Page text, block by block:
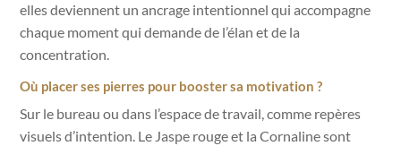
elles deviennent un ancrage intentionnel qui accompagne
chaque moment qui demande de l’élan et de la
concentration.
Où placer ses pierres pour booster sa motivation ?
Sur le bureau ou dans l’espace de travail, comme repères
visuels d’intention. Le Jaspe rouge et la Cornaline sont